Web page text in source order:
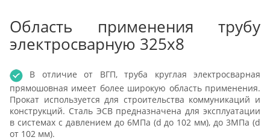
Область применения трубу
электросварную 325х8
В отличие от ВГП, труба круглая электросварная
прямошовная имеет более широкую область применения.
Прокат используется для строительства коммуникаций и
конструкций. Сталь ЭСВ предназначена для эксплуатации
в системах с давлением до 6МПа (d до 102 мм), до 3МПа (d
от 102 мм).